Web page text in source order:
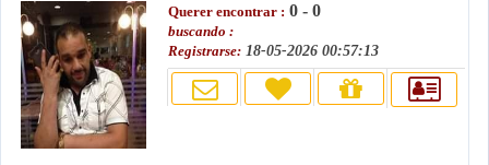
Querer encontrar : 0 - 0
buscando :
Registrarse: 18-05-2026 00:57:13